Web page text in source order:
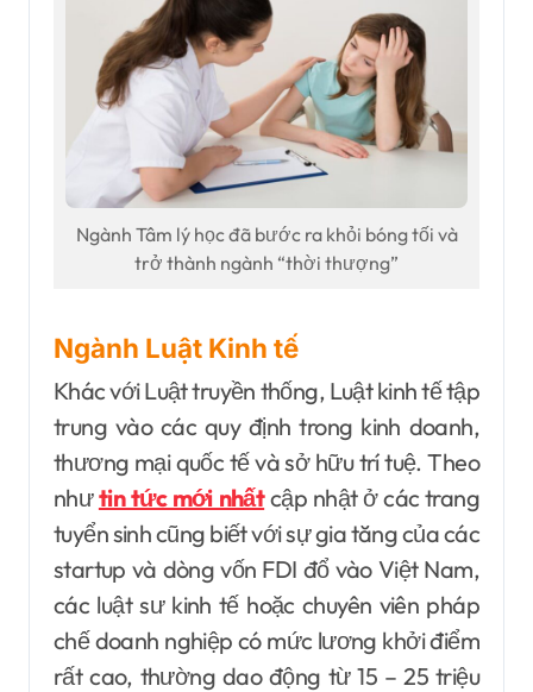
Ngành Tâm lý học đã bước ra khỏi bóng tối và
trở thành ngành “thời thượng”
Ngành Luật Kinh tế
Khác với Luật truyền thống, Luật kinh tế tập
trung vào các quy định trong kinh doanh,
thương mại quốc tế và sở hữu trí tuệ. Theo
nhưtin tức mới nhấtcập nhật ở các trang
tuyển sinh cũng biết với sự gia tăng của các
startup và dòng vốn FDI đổ vào Việt Nam,
các luật sư kinh tế hoặc chuyên viên pháp
chế doanh nghiệp có mức lương khởi điểm
rất cao, thường dao động từ 15 – 25 triệu